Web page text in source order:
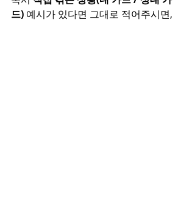
드) 예시가 있다면 그대로 적어주시면,